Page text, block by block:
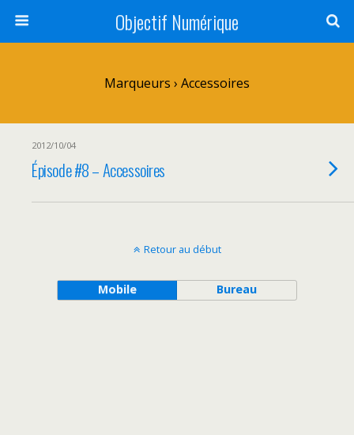
Objectif Numérique
Marqueurs › Accessoires
2012/10/04
Épisode #8 – Accessoires
Retour au début
Mobile Bureau